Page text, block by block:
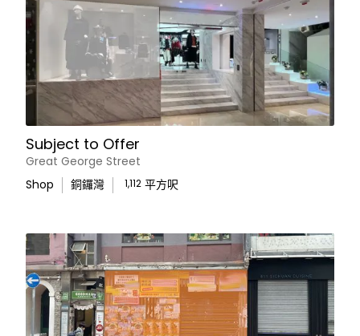
Subject to Offer
Great George Street
Shop
銅鑼灣 1,112 平方呎